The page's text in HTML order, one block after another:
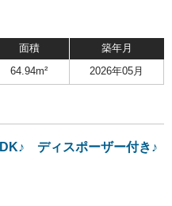
面積 築年月
64.94m² 2026年05月
ディスポーザー付き♪